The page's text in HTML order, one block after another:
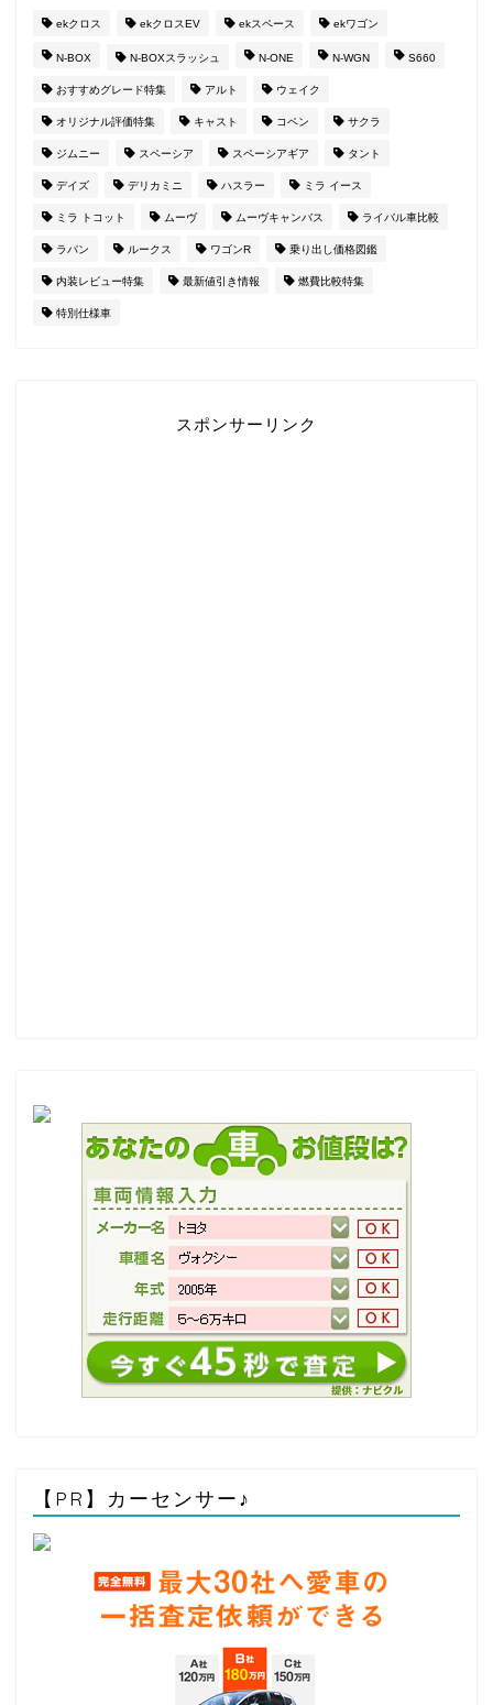
ekクロス ekクロスEV ekスペース ekワゴン
N-BOX N-BOXスラッシュ N-ONE N-WGN S660
おすすめグレード特集 アルト ウェイク
オリジナル評価特集 キャスト コペン サクラ
ジムニー スペーシア スペーシアギア タント
デイズ デリカミニ ハスラー ミラ イース
ミラ トコット ムーヴ ムーヴキャンバス ライバル車比較
ラパン ルークス ワゴンR 乗り出し価格図鑑
内装レビュー特集 最新値引き情報 燃費比較特集
特別仕様車
スポンサーリンク
【PR】カーセンサー♪